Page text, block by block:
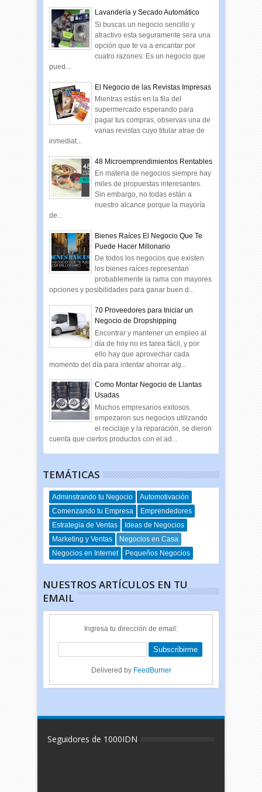
Lavandería y Secado Automático
Si buscas un negocio sencillo y
atractivo esta seguramente sera una
opción que te va a encantar por
cuatro razones: Es un negocio que
pued...
El Negocio de las Revistas Impresas
Mientras estás en la fila del
supermercado esperando para
pagar tus compras, observas una de
varias revistas cuyo titular atrae de
inmediat...
48 Microemprendimientos Rentables
En materia de negocios siempre hay
miles de propuestas interesantes.
Sin embargo, no todas están a
nuestro alcance porque la mayoría
de...
Bienes Raíces El Negocio Que Te
Puede Hacer Millonario
De todos los negocios que existen
los bienes raíces representan
probablemente la rama con mayores
opciones y posibilidades para ganar buen d...
70 Proveedores para Iniciar un
Negocio de Dropshipping
Encontrar y mantener un empleo al
día de hoy no es tarea fácil, y por
ello hay que aprovechar cada
momento del día para intentar ahorrar alg...
Como Montar Negocio de Llantas
Usadas
Muchos empresarios exitosos
empezaron sus negocios utilizando
el reciclaje y la reparación, se dieron
cuenta que ciertos productos con el ad...
TEMÁTICAS
Adminstrando tu Negocio
Automotivación
Comenzando tu Empresa
Emprendedores
Estrategia de Ventas
Ideas de Negocios
Marketing y Ventas
Negocios en Casa
Negocios en Internet
Pequeños Negocios
NUESTROS ARTÍCULOS EN TU
EMAIL
Ingresa tu dirección de email:
Delivered by FeedBurner
Seguidores de 1000IDN